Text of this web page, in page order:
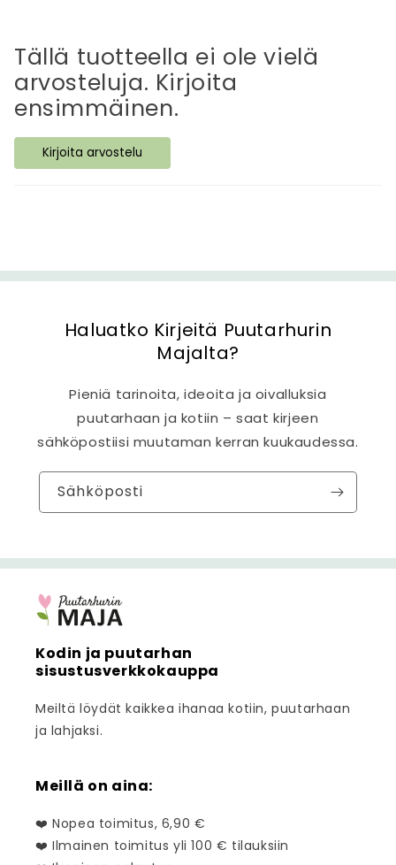
ä
s
i
s
ä
l
Tällä tuotteella ei ole vielä
arvosteluja. Kirjoita
ensimmäinen.
Kirjoita arvostelu
Haluatko Kirjeitä Puutarhurin
Majalta?
Pieniä tarinoita, ideoita ja oivalluksia
puutarhaan ja kotiin – saat kirjeen
sähköpostiisi muutaman kerran kuukaudessa.
Sähköposti
Kodin ja puutarhan
sisustusverkkokauppa
Meiltä löydät kaikkea ihanaa kotiin, puutarhaan
ja lahjaksi.
Meillä on aina:
❤️ Nopea toimitus, 6,90 €
❤️ Ilmainen toimitus yli 100 € tilauksiin